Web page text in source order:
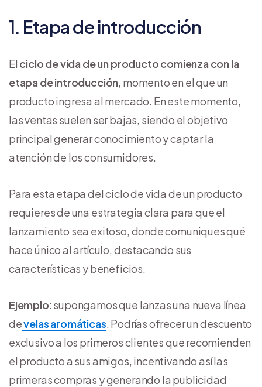
1. Etapa de introducción
El ciclo de vida de un producto comienza con la
etapa de introducción , momento en el que un
producto ingresa al mercado. En este momento,
las ventas suelen ser bajas, siendo el objetivo
principal generar conocimiento y captar la
atención de los consumidores.
Para esta etapa del ciclo de vida de un producto
requieres de una estrategia clara para que el
lanzamiento sea exitoso, donde comuniques qué
hace único al artículo, destacando sus
características y beneficios.
Ejemplo: supongamos que lanzas una nueva línea
develas aromáticas . Podrías ofrecer un descuento
exclusivo a los primeros clientes que recomienden
el producto a sus amigos, incentivando así las
primeras compras y generando la publicidad